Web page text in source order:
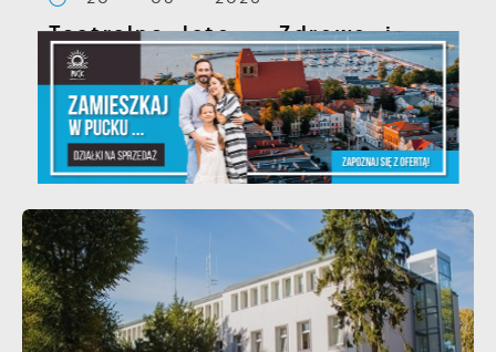
Teatralne lato - Zdrowo i
kolorowo